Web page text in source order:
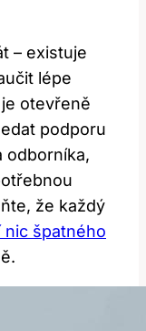
– existuje
lépe
otevřeně
podporu
odborníka,
že každý
nic špatného